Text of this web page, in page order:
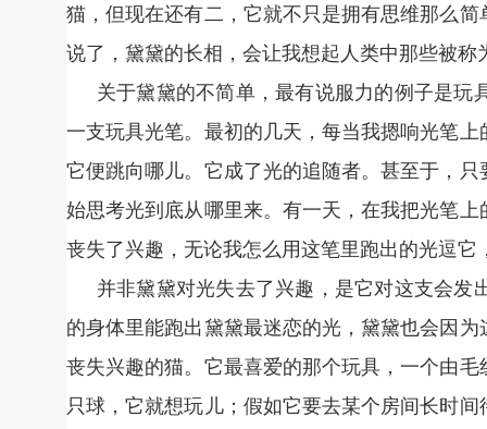
猫，但现在还有二，它就不只是拥有思维那么
说了，黛黛的长相，会让我想起人类中那些被称
关于黛黛的不简单，最有说服力的例子是玩
一支玩具光笔。最初的几天，每当我摁响光笔
它便跳向哪儿。它成了光的追随者。甚至于，
始思考光到底从哪里来。有一天，在我把光笔
丧失了兴趣，无论我怎么用这笔里跑出的光逗它
并非黛黛对光失去了兴趣，是它对这支会发
的身体里能跑出黛黛最迷恋的光，黛黛也会因
丧失兴趣的猫。它最喜爱的那个玩具，一个由
只球，它就想玩儿；假如它要去某个房间长时